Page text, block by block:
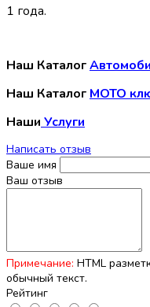
1 года.
Наш Каталог
Наш Каталог МОТО
Наши Услуги
Написать отзыв
Ваше имя
Ваш отзыв
Примечание: HTML
обычный текст.
Рейтинг